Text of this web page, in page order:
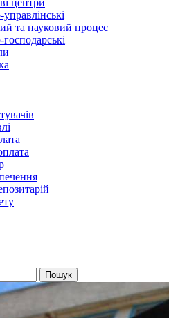
та науковий процес
Пошук